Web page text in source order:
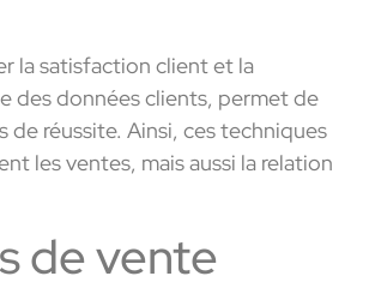
la satisfaction client et la
des données clients, permet de
réussite. Ainsi, ces techniques
les ventes, mais aussi la relation
de vente